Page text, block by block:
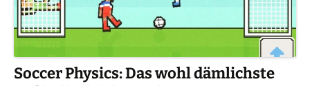
Soccer Physics: Das wohl dämlichste